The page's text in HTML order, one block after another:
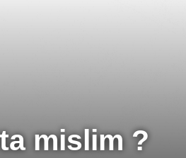
mislim ?